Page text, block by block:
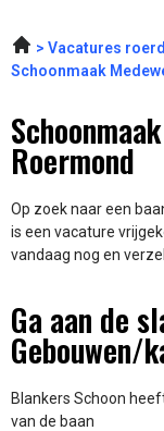
Vacatures
Schoonmaak
Roermond
Op zoek naar een
is een vacature
vandaag nog en
Ga aan de
Gebouwen/
Blankers Schoon
van de baan